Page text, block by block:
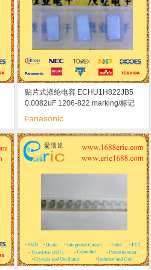
贴片式涤纶电容 ECHU1H822JB5
0.0082uF 1206-822 marking/标记
Panasonic